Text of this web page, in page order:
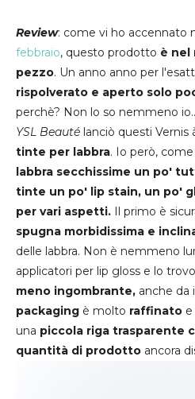
Review: come vi ho accennato
febbraio, questo prodotto è nel
pezzo. Un anno anno per
rispolverato e aperto solo
perchè? Non lo so nemmeno
YSL Beauté lanciò questi Vernis
tinte per labbra. Io però,
labbra secchissime un po'
tinte un po' lip stain, un po'
per vari aspetti. Il primo è
spugna morbidissima e
delle labbra. Non è nemmeno
applicatori per lip gloss e lo
meno ingombrante, anche da
packaging è molto raffinato
una piccola riga trasparente
quantità di prodotto ancora